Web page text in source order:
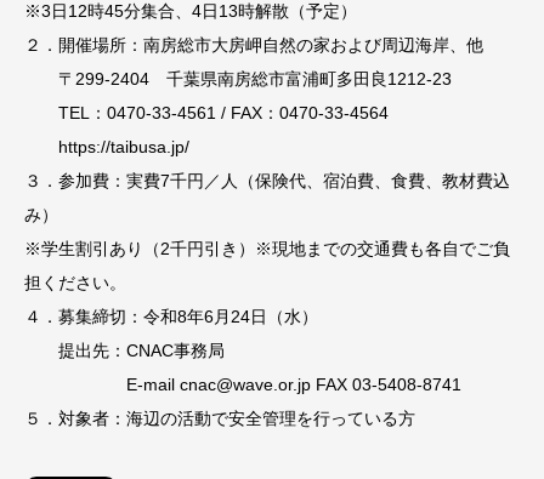
※3日12時45分集合、4日13時解散（予定）
２．開催場所：南房総市大房岬自然の家および周辺海岸、他
〒299-2404 千葉県南房総市富浦町多田良1212-23
TEL：0470-33-4561 / FAX：0470-33-4564
https://taibusa.jp/
３．参加費：実費7千円／人（保険代、宿泊費、食費、教材費込
み）
※学生割引あり（2千円引き）※現地までの交通費も各自でご負
担ください。
４．募集締切：令和8年6月24日（水）
提出先：CNAC事務局
E-mail cnac@wave.or.jp FAX 03-5408-8741
５．対象者：海辺の活動で安全管理を行っている方